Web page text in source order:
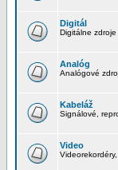
Digitál
Digitálne zdroje
Analóg
Analógové
Kabeláž
Signálové,
Video
Videorekordéry,